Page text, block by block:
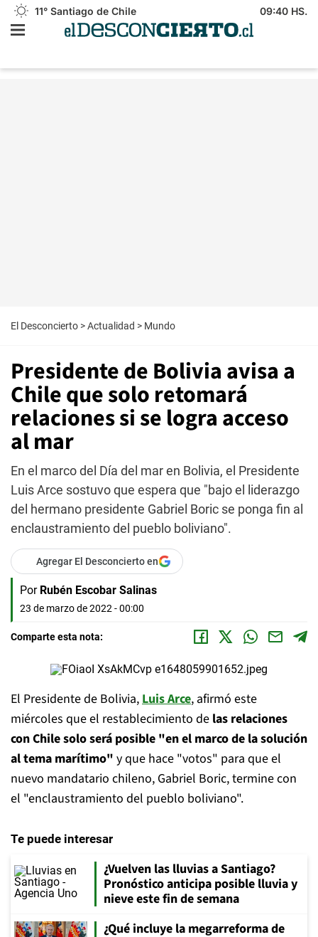
11° Santiago de Chile 09:40 HS.
El Desconcierto >Actualidad > Mundo
Presidente de Bolivia avisa a
Chile que solo retomará
relaciones si se logra acceso
al mar
En el marco del Día del mar en Bolivia, el Presidente
Luis Arce sostuvo que espera que "bajo el liderazgo
del hermano presidente Gabriel Boric se ponga fin al
enclaustramiento del pueblo boliviano".
Agregar El Desconcierto en
Por Rubén Escobar Salinas
23 de marzo de 2022 - 00:00
Comparte esta nota:
El Presidente de Bolivia,Luis Arce, afirmó este
miércoles que el restablecimiento de las relaciones
con Chile solo será posible "en el marco de la solución
al tema marítimo" y que hace "votos" para que el
nuevo mandatario chileno, Gabriel Boric, termine con
el "enclaustramiento del pueblo boliviano".
Te puede interesar
¿Vuelven las lluvias a Santiago?
Pronóstico anticipa posible lluvia y
nieve este fin de semana
¿Qué incluye la megarreforma de